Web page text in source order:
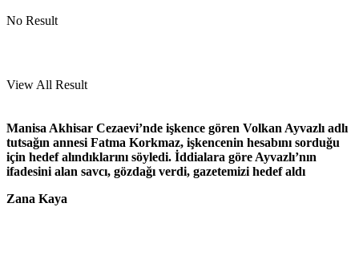
No Result
View All Result
Manisa Akhisar Cezaevi’nde işkence gören Volkan Ayvazlı adlı
tutsağın annesi Fatma Korkmaz, işkencenin hesabını sorduğu
için hedef alındıklarını söyledi. İddialara göre Ayvazlı’nın
ifadesini alan savcı, gözdağı verdi, gazetemizi hedef aldı
Zana Kaya